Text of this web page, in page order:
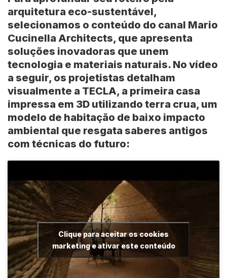
arquitetura eco-sustentável,
selecionamos o conteúdo do canal Mario
Cucinella Architects, que apresenta
soluções inovadoras que unem
tecnologia e materiais naturais. No vídeo
a seguir, os projetistas detalham
visualmente a TECLA, a primeira casa
impressa em 3D utilizando terra crua, um
modelo de habitação de baixo impacto
ambiental que resgata saberes antigos
com técnicas do futuro:
Clique para aceitar os cookies
marketing e ativar este conteúdo